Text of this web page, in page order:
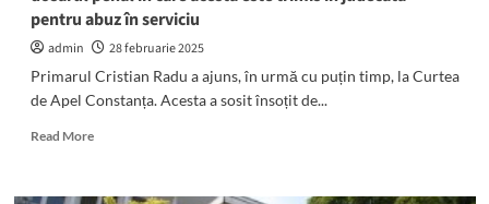
pentru abuz în serviciu
admin
28 februarie 2025
Primarul Cristian Radu a ajuns, în urmă cu puțin timp, la Curtea
de Apel Constanța. Acesta a sosit însoțit de...
Read MoreRead
Primarul